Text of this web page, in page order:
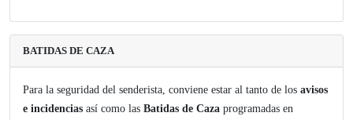
BATIDAS DE CAZA
Para la seguridad del senderista, conviene estar al tanto de los avisos
e incidencias así como las Batidas de Caza programadas en